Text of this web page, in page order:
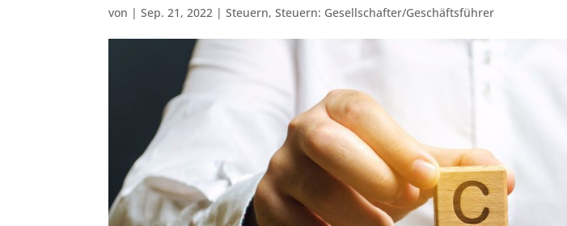
von |Sep. 21, 2022 |Steuern,Steuern: Gesellschafter/Geschäftsführer